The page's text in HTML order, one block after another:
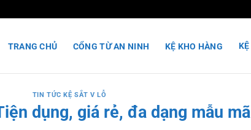
TRANG CHỦ CỔNG TỪ AN NINH KỆ KHO HÀNG
TIN TỨC KỆ SẮT V LỖ
dụng, giá rẻ, đa dạng mẫu mã